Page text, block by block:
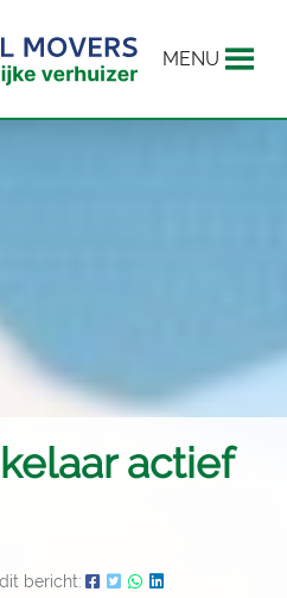
MENU
actief
bericht: